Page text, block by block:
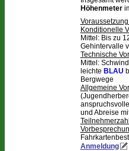
Höhenmeter
Konditionelle
Mittel: Bis zu
Gehintervalle
Technische
Mittel:
leichte BLAU
Bergwege
Allgemeine
und Abreise
Anmeldung